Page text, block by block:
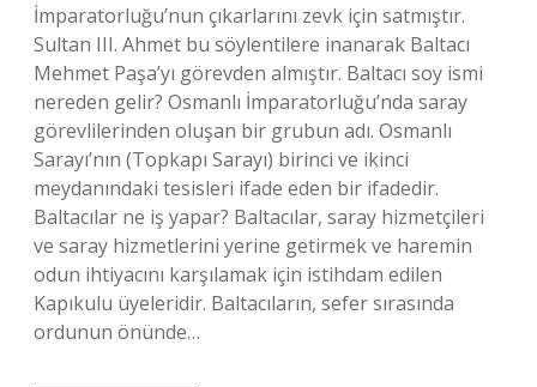
İmparatorluğu’nun çıkarlarını zevk için satmıştır.
Sultan III. Ahmet bu söylentilere inanarak Baltacı
Mehmet Paşa’yı görevden almıştır. Baltacı soy ismi
nereden gelir? Osmanlı İmparatorluğu’nda saray
görevlilerinden oluşan bir grubun adı. Osmanlı
Sarayı’nın (Topkapı Sarayı) birinci ve ikinci
meydanındaki tesisleri ifade eden bir ifadedir.
Baltacılar ne iş yapar? Baltacılar, saray hizmetçileri
ve saray hizmetlerini yerine getirmek ve haremin
odun ihtiyacını karşılamak için istihdam edilen
Kapıkulu üyeleridir. Baltacıların, sefer sırasında
ordunun önünde…